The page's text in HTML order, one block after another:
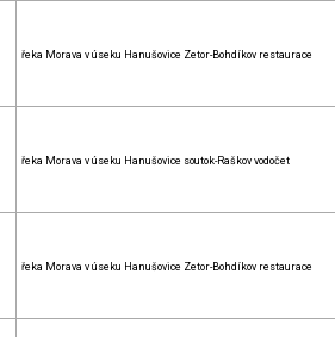
řeka Morava v úseku Hanušovice Zetor-Bohdíkov restaurace
řeka Morava v úseku Hanušovice soutok-Raškov vodočet
řeka Morava v úseku Hanušovice Zetor-Bohdíkov restaurace